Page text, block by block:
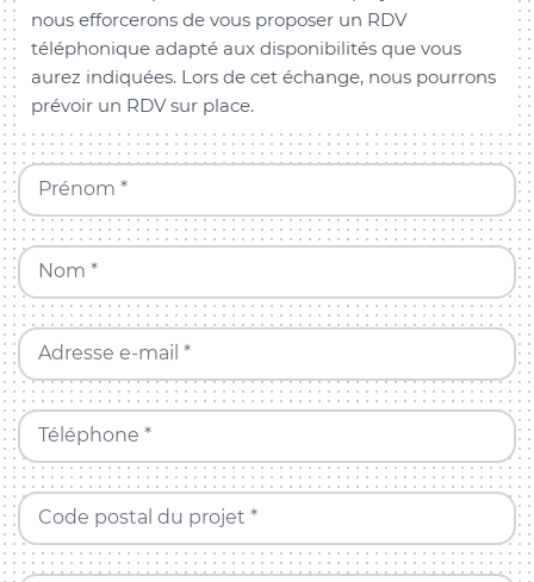
nous efforcerons de vous proposer un RDV
téléphonique adapté aux disponibilités que vous
aurez indiquées. Lors de cet échange, nous pourrons
prévoir un RDV sur place.
Prénom *
Nom *
Adresse e-mail *
Téléphone *
Code postal du projet *